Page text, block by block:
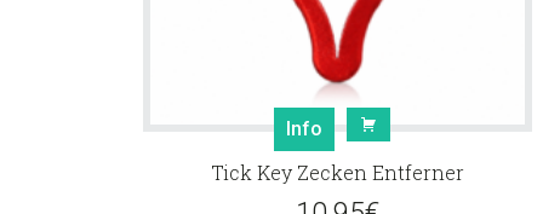
Info
Tick Key Zecken Entferner